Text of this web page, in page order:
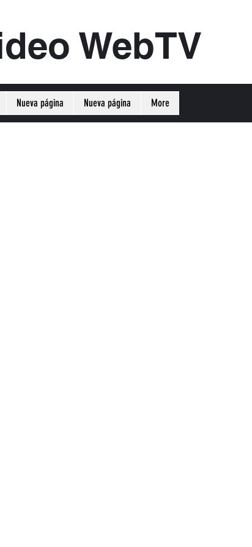
WebTV
Nueva página Nueva página More